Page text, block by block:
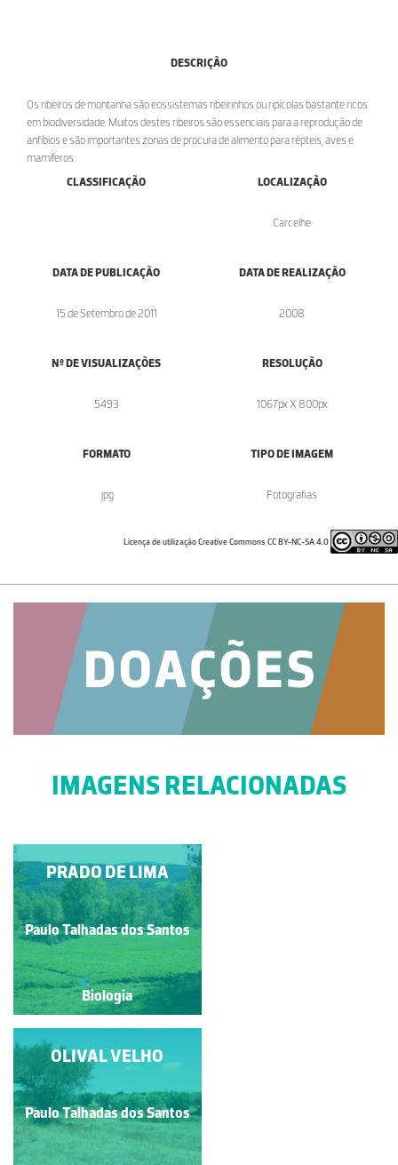
DESCRIÇÃO
Os ribeiros de montanha são eossistemas ribeirinhos ou ripícolas bastante ricos
em biodiversidade. Muitos destes ribeiros são essenciais para a reprodução de
anfíbios e são importantes zonas de procura de alimento para répteis, aves e
mamíferos.
CLASSIFICAÇÃO
LOCALIZAÇÃO
Carcelhe
DATA DE PUBLICAÇÃO
15 de Setembro de 2011
DATA DE REALIZAÇÃO
2008
Nº DE VISUALIZAÇÕES
5493
RESOLUÇÃO
1067px X 800px
FORMATO
.jpg
TIPO DE IMAGEM
Fotografias
Licença de utilização Creative Commons CC BY-NC-SA 4.0
IMAGENS RELACIONADAS
LAMEIRO
Paulo Talhadas dos Santos
Biologia
PRADO DE LIMA
Paulo Talhadas dos Santos
Biologia
ESTEPE CEREALÍFERA
Paulo Talhadas dos Santos
OLIVAL VELHO
Paulo Talhadas dos Santos